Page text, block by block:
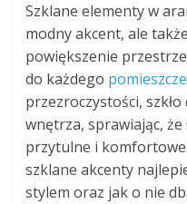
Szklane elementy w
modny akcent, ale
powiększenie
do każdego
przezroczystości,
wnętrza, sprawiając,
przytulne i
szklane akcenty
stylem oraz jak o nie